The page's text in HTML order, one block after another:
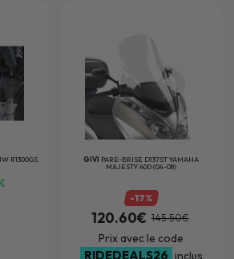
R1300GS
GIVI PARE-BRISE D137ST YAMAHA
MAJESTY 400 (04-08)
-17%
120.60€ 145.50€
Prix avec le code
RIDEDEALS26 inclus